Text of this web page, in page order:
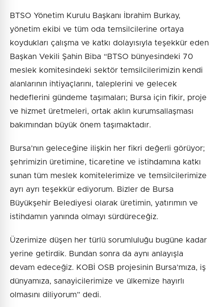
BTSO Yönetim Kurulu Başkanı İbrahim Burkay,
yönetim ekibi ve tüm oda temsilcilerine ortaya
koydukları çalışma ve katkı dolayısıyla teşekkür eden
Başkan Vekili Şahin Biba “BTSO bünyesindeki 70
meslek komitesindeki sektör temsilcilerimizin kendi
alanlarının ihtiyaçlarını, taleplerini ve gelecek
hedeflerini gündeme taşımaları; Bursa için fikir, proje
ve hizmet üretmeleri, ortak aklın kurumsallaşması
bakımından büyük önem taşımaktadır.
Bursa’nın geleceğine ilişkin her fikri değerli görüyor;
şehrimizin üretimine, ticaretine ve istihdamına katkı
sunan tüm meslek komitelerimize ve temsilcilerimize
ayrı ayrı teşekkür ediyorum. Bizler de Bursa
Büyükşehir Belediyesi olarak üretimin, yatırımın ve
istihdamın yanında olmayı sürdüreceğiz.
Üzerimize düşen her türlü sorumluluğu bugüne kadar
yerine getirdik. Bundan sonra da aynı anlayışla
devam edeceğiz. KOBİ OSB projesinin Bursa’mıza, iş
dünyamıza, sanayicilerimize ve ülkemize hayırlı
olmasını diliyorum” dedi.